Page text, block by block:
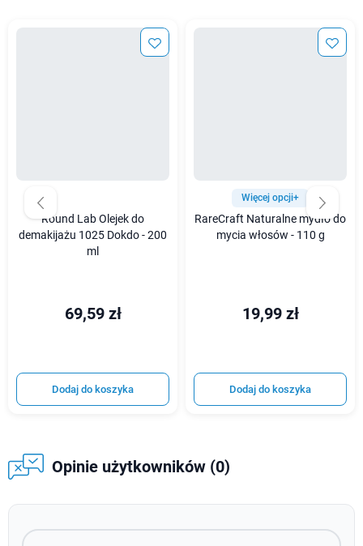
Round Lab Olejek do
demakijażu 1025 Dokdo - 200
ml
69,59 zł
Dodaj do koszyka
Więcej opcji+
RareCraft Naturalne mydło do
mycia włosów - 110 g
19,99 zł
Dodaj do koszyka
Opinie użytkowników (0)